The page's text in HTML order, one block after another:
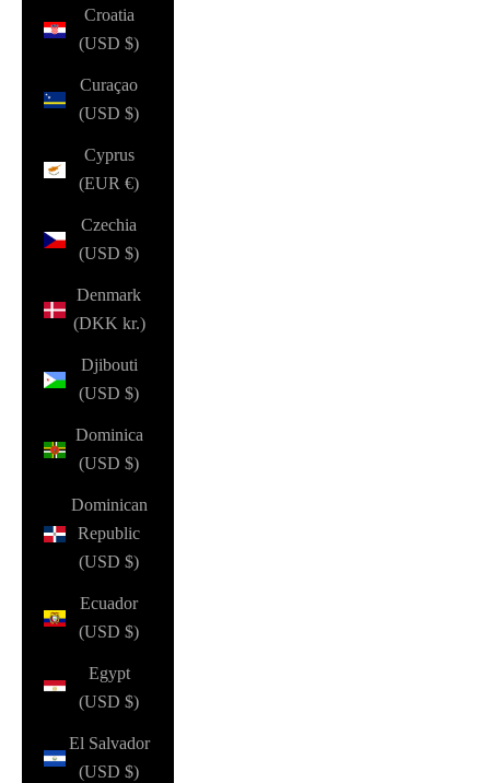
Croatia
(USD $)
Curaçao
(USD $)
Cyprus
(EUR €)
Czechia
(USD $)
Denmark
(DKK kr.)
Djibouti
(USD $)
Dominica
(USD $)
Dominican
Republic
(USD $)
Ecuador
(USD $)
Egypt
(USD $)
El Salvador
(USD $)